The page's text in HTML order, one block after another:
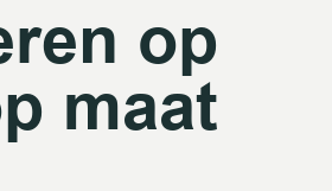
op
maat